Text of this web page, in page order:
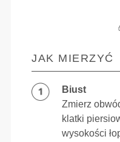
JAK MIERZYĆ
Biust
Zmierz
klatki
wysokości